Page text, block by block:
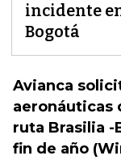
incidente
Bogotá
Avianca
aeronáuticas
ruta Brasilia -
fin de año